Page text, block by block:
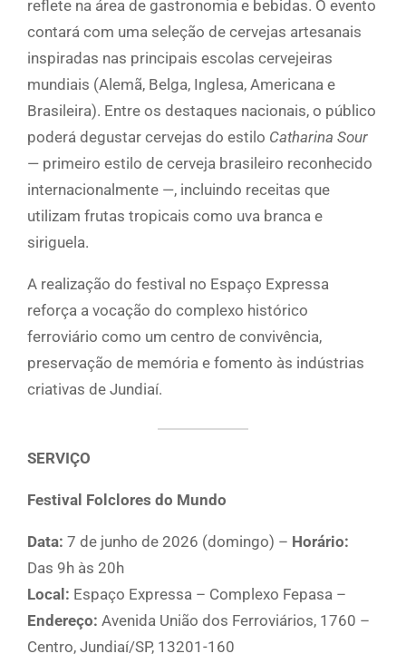
reflete na área de gastronomia e bebidas. O evento
contará com uma seleção de cervejas artesanais
inspiradas nas principais escolas cervejeiras
mundiais (Alemã, Belga, Inglesa, Americana e
Brasileira). Entre os destaques nacionais, o público
poderá degustar cervejas do estilo Catharina Sour
— primeiro estilo de cerveja brasileiro reconhecido
internacionalmente —, incluindo receitas que
utilizam frutas tropicais como uva branca e
siriguela.
A realização do festival no Espaço Expressa
reforça a vocação do complexo histórico
ferroviário como um centro de convivência,
preservação de memória e fomento às indústrias
criativas de Jundiaí.
SERVIÇO
Festival Folclores do Mundo
Data: 7 de junho de 2026 (domingo) – Horário:
Das 9h às 20h
Local: Espaço Expressa – Complexo Fepasa –
Endereço: Avenida União dos Ferroviários, 1760 –
Centro, Jundiaí/SP, 13201-160